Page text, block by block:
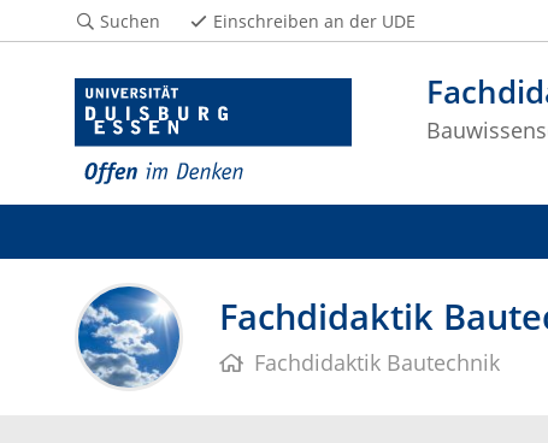
Suchen Einschreiben an der UDE
Fachdidaktik
Fachdidaktik Bautechnik